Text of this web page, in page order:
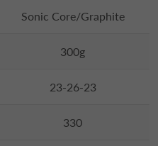
Sonic Core/Graphite
300g
23-26-23
330